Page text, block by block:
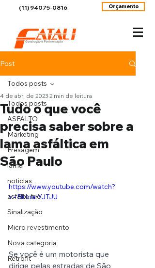
(11) 94075-0816 Orçamento
Post
Todos posts
ASFALTO
Marketing
Fresagem
lama
noticias
asfalto frio
Sinalização
Micro revestimento
Nova categoria
Retrofit
Todos posts
Tudo o que você
precisa saber sobre a
lama asfáltica em
São Paulo
4 de abr. de 2023 2 min de leitura
https://www.youtube.com/watch?
v=BkIoarYJTJU
Se você é um motorista que
dirige pelas estradas de São